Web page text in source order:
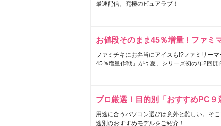
最速配信。究極のピュアラブ！
お値段そのまま45％増量！ファミ
ファミチキにお弁当にアイスも!?ファミリー
45％増量作戦」が今夏、シリーズ初の年2回開
プロ厳選！目的別「おすすめPC９
用途に合うパソコン選びは意外と難しい。そ
途別のおすすめモデルをご紹介！